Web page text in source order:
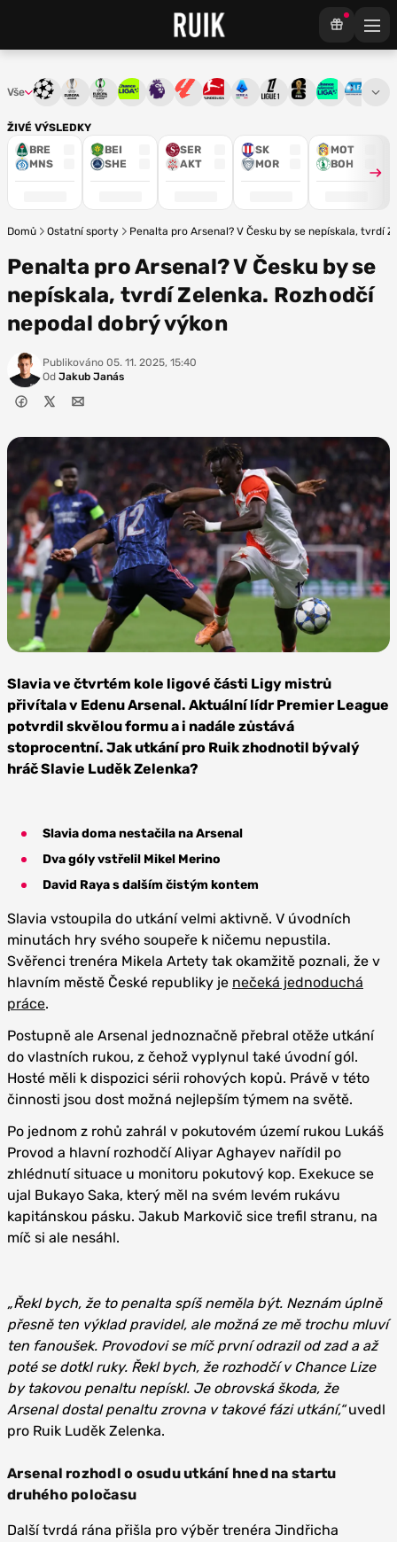
ŽIVÉ VÝSLEDKY
BRE
MNS
BEI
SHE
SER
AKT
SK
MOR
MOT
BOH
Vše Liga mistrůEvropská liga
Konferenční liga
Chance ligaPremier League
La LigaBundesliga
Serie ALigue 1Mistrovství světa
Chance3. ČFL
Domů Ostatní sporty Penalta pro Arsenal? V Česku by se nepískala, tvrdí
Penalta pro Arsenal? V Česku by se
nepískala, tvrdí Zelenka. Rozhodčí
nepodal dobrý výkon
Publikováno 05. 11. 2025, 15:40
Od Jakub Janás
Slavia Praha
Slavia ve čtvrtém kole ligové části Ligy mistrů
přivítala v Edenu Arsenal. Aktuální lídr Premier League
potvrdil skvělou formu a i nadále zůstává
stoprocentní. Jak utkání pro Ruik zhodnotil bývalý
hráč Slavie Luděk Zelenka?
Slavia doma nestačila na Arsenal
Dva góly vstřelil Mikel Merino
David Raya s dalším čistým kontem
Slavia vstoupila do utkání velmi aktivně. V úvodních
minutách hry svého soupeře k ničemu nepustila.
Svěřenci trenéra Mikela Artety tak okamžitě poznali, že v
hlavním městě České republiky je nečeká jednoduchá
práce.
Postupně ale Arsenal jednoznačně přebral otěže utkání
do vlastních rukou, z čehož vyplynul také úvodní gól.
Hosté měli k dispozici sérii rohových kopů. Právě v této
činnosti jsou dost možná nejlepším týmem na světě.
Po jednom z rohů zahrál v pokutovém území rukou Lukáš
Provod a hlavní rozhodčí Aliyar Aghayev nařídil po
zhlédnutí situace u monitoru pokutový kop. Exekuce se
ujal Bukayo Saka, který měl na svém levém rukávu
kapitánskou pásku. Jakub Markovič sice trefil stranu, na
míč si ale nesáhl.
„Řekl bych, že to penalta spíš neměla být. Neznám úplně
přesně ten výklad pravidel, ale možná ze mě trochu mluví
ten fanoušek. Provodovi se míč první odrazil od zad a až
poté se dotkl ruky. Řekl bych, že rozhodčí v Chance Lize
by takovou penaltu nepískl. Je obrovská škoda, že
Arsenal dostal penaltu zrovna v takové fázi utkání,“uvedl
pro Ruik Luděk Zelenka.
Arsenal rozhodl o osudu utkání hned na startu
druhého poločasu
Další tvrdá rána přišla pro výběr trenéra Jindřicha